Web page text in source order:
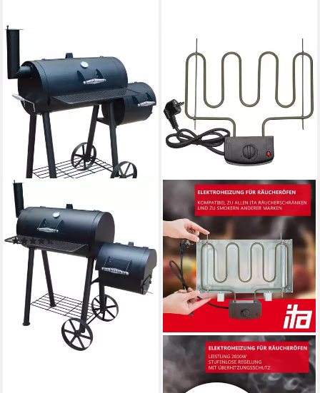
EL FUEGO
Smoker Edmondton, BxTxH:
121x66x124 cm
(26)
ab 144,99 €
13,24 € mtl. in 12 Raten
lieferbar - in 6-8 Werktagen bei dir
Räucherofen Räucherofen
Profi Elektroheizung 2000W